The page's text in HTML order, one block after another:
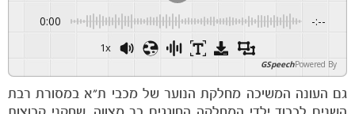
0:00 -:--
1x
Powered By
GSpeech
גם העונה המשיכה מחלקת הנוער של מכבי ת"א במסורת רבת